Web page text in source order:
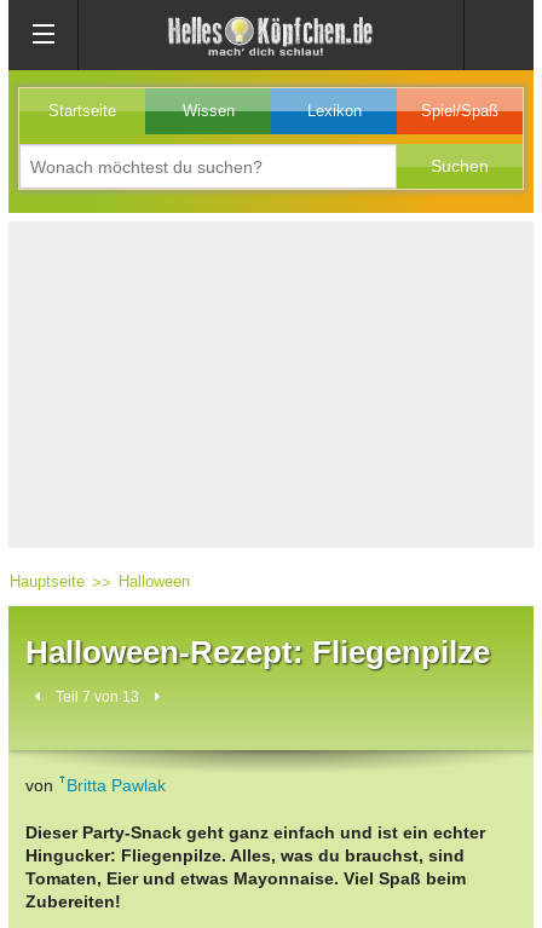
Startseite Wissen Lexikon Spiel/Spaß
Hauptseite Halloween
Halloween-Rezept: Fliegenpilze
Teil 7 von 13
von Britta Pawlak
Dieser Party-Snack geht ganz einfach und ist ein echter
Hingucker: Fliegenpilze. Alles, was du brauchst, sind
Tomaten, Eier und etwas Mayonnaise. Viel Spaß beim
Zubereiten!